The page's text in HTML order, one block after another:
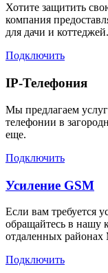
Хотите защитить
компания
для дачи и коттеджей.
Подключить
IP-Телефония
Мы предлагаем
телефонии в
еще.
Подключить
Усиление GSM
Если вам требуется
обращайтесь в нашу
отдаленных районах
Подключить